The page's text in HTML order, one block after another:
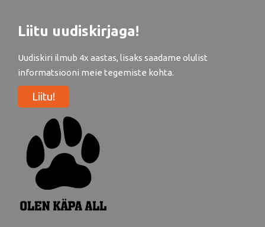
Liitu uudiskirjaga!
Uudiskiri ilmub 4x aastas, lisaks saadame olulist
informatsiooni meie tegemiste kohta.
Liitu!